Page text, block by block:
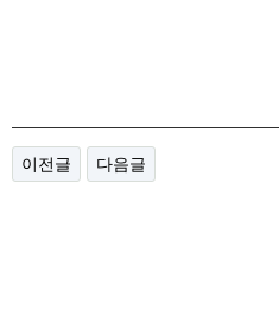
이전글 다음글